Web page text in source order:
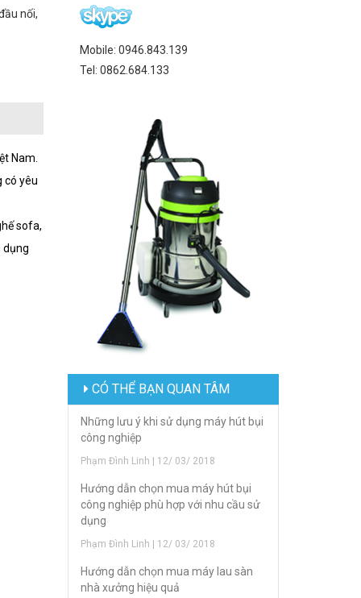
nối,
Nam.
có yêu
sofa,
dụng
Mobile: 0946.843.139
Tel: 0862.684.133
CÓ THỂ BẠN QUAN TÂM
Những lưu ý khi sử dụng máy hút bụi
công nghiệp
Phạm Đình Linh | 12/ 03/ 2018
Hướng dẫn chọn mua máy hút bụi
công nghiệp phù hợp với nhu cầu sử
dụng
Phạm Đình Linh | 12/ 03/ 2018
Hướng dẫn chọn mua máy lau sàn
nhà xưởng hiệu quả